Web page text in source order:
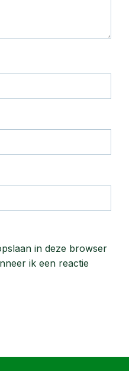
in deze browser
ik een reactie